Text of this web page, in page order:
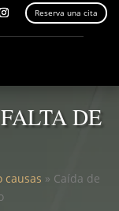
Reserva una cita
DE
causas » Caída de